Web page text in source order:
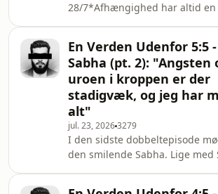
28/7*Afhængighed har altid en
følger jeg Benjamin Wulff. i
hans historie undersøger vi,
afhængighed koster, altså når
bliver en følgesvend, man ikke
slippe.For afhængighed viser
mange former. Den kan være
Den kan være social. Den kan
sig i alt fra stoffer
En Verden Udenfor 5:5 -
Sabha (pt. 2): "Angsten
uroen i kroppen er der
stadigvæk, og jeg har
alt"
jul. 23, 20263279
I den sidste dobbeltepisode
den smilende Sabha. Lige med